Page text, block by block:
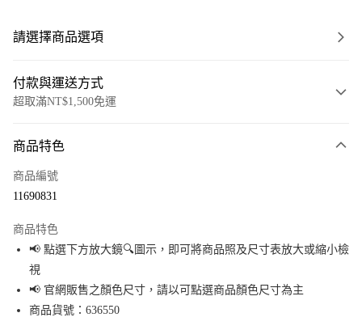
請選擇商品選項
付款與運送方式
超取滿NT$1,500免運
信用卡一次付款
Apple Pay
街口支付
悠遊付
商品特色
商品編號
11690831
商品特色
📢 點選下方放大鏡🔍圖示，即可將商品照及尺寸表放大或縮小檢
視
📢 官網販售之顏色尺寸，請以可點選商品顏色尺寸為主
商品貨號：636550